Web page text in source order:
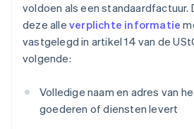
voldoen als een
deze alle verplichte informatie
vastgelegd in artikel 14 van de
volgende:
Volledige naam en adres van
goederen of diensten levert